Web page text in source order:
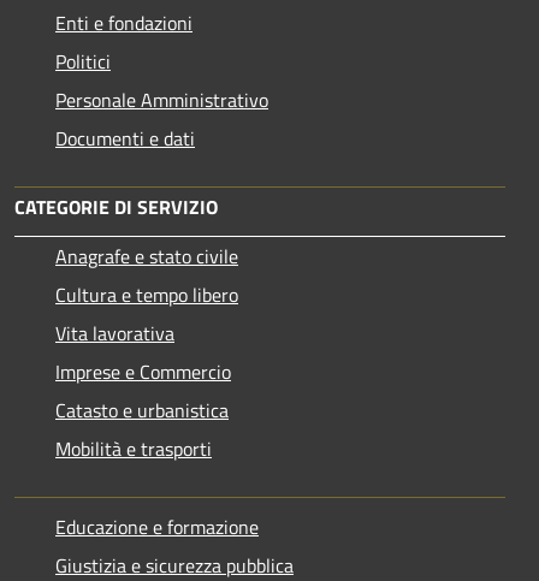
Enti e fondazioni
Politici
Personale Amministrativo
Documenti e dati
CATEGORIE DI SERVIZIO
Anagrafe e stato civile
Cultura e tempo libero
Vita lavorativa
Imprese e Commercio
Catasto e urbanistica
Mobilità e trasporti
Educazione e formazione
Giustizia e sicurezza pubblica